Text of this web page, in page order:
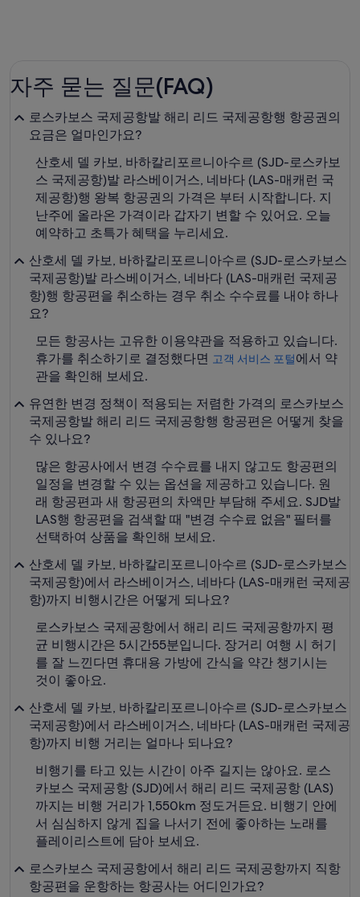
자주 묻는 질문(FAQ)
로스카보스 국제공항발 해리 리드 국제공항행 항공권의
요금은 얼마인가요?
산호세 델 카보, 바하칼리포르니아수르 (SJD-로스카보
스 국제공항)발 라스베이거스, 네바다 (LAS-매캐런 국
제공항)행 왕복 항공권의 가격은 부터 시작합니다. 지
난주에 올라온 가격이라 갑자기 변할 수 있어요. 오늘
예약하고 초특가 혜택을 누리세요.
산호세 델 카보, 바하칼리포르니아수르 (SJD-로스카보스
국제공항)발 라스베이거스, 네바다 (LAS-매캐런 국제공
항)행 항공편을 취소하는 경우 취소 수수료를 내야 하나
요?
모든 항공사는 고유한 이용약관을 적용하고 있습니다.
휴가를 취소하기로 결정했다면 고객 서비스 포털에서 약
관을 확인해 보세요.
유연한 변경 정책이 적용되는 저렴한 가격의 로스카보스
국제공항발 해리 리드 국제공항행 항공편은 어떻게 찾을
수 있나요?
많은 항공사에서 변경 수수료를 내지 않고도 항공편의
일정을 변경할 수 있는 옵션을 제공하고 있습니다. 원
래 항공편과 새 항공편의 차액만 부담해 주세요. SJD발
LAS행 항공편을 검색할 때 "변경 수수료 없음" 필터를
선택하여 상품을 확인해 보세요.
산호세 델 카보, 바하칼리포르니아수르 (SJD-로스카보스
국제공항)에서 라스베이거스, 네바다 (LAS-매캐런 국제공
항)까지 비행시간은 어떻게 되나요?
로스카보스 국제공항에서 해리 리드 국제공항까지 평
균 비행시간은 5시간55분입니다. 장거리 여행 시 허기
를 잘 느낀다면 휴대용 가방에 간식을 약간 챙기시는
것이 좋아요.
산호세 델 카보, 바하칼리포르니아수르 (SJD-로스카보스
국제공항)에서 라스베이거스, 네바다 (LAS-매캐런 국제공
항)까지 비행 거리는 얼마나 되나요?
비행기를 타고 있는 시간이 아주 길지는 않아요. 로스
카보스 국제공항 (SJD)에서 해리 리드 국제공항 (LAS)
까지는 비행 거리가 1,550km 정도거든요. 비행기 안에
서 심심하지 않게 집을 나서기 전에 좋아하는 노래를
플레이리스트에 담아 보세요.
로스카보스 국제공항에서 해리 리드 국제공항까지 직항
항공편을 운항하는 항공사는 어디인가요?